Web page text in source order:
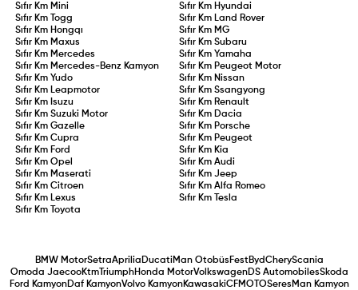
Sıfır Km Mini Sıfır Km Hyundai
Sıfır Km
Togg Sıfır Km Land Rover
Sıfır Km Hongqı Sıfır Km MG
Sıfır Km Maxus Sıfır Km Subaru
Sıfır Km Mercedes Sıfır Km Yamaha
Sıfır Km Mercedes-Benz Kamyon Sıfır Km Peugeot Motor
Sıfır KmYudo Sıfır Km Nissan
Sıfır Km Leapmotor Sıfır Km Ssangyong
Sıfır Km Isuzu Sıfır Km Renault
Sıfır KmSuzuki Motor Sıfır Km Dacia
Sıfır KmGazelle Sıfır Km Porsche
Sıfır KmCupra Sıfır Km Peugeot
Sıfır Km Ford Sıfır Km Kia
Sıfır KmOpel Sıfır Km Audi
Sıfır Km Maserati Sıfır Km Jeep
Sıfır KmCitroen Sıfır Km Alfa Romeo
Sıfır Km Lexus Sıfır Km
Tesla
Sıfır Km
Toyota
BMW MotorSetraAprilia Ducati Man Otobüs FestBydCheryScania
Omoda JaecooKtmTriumphHonda MotorVolkswagenDS AutomobilesSkoda
Ford KamyonDaf KamyonVolvo KamyonKawasakiCFMOTOSeres Man Kamyon